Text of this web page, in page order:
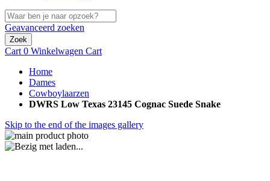
Geavanceerd zoeken
Zoek
Cart 0 Winkelwagen Cart
Home
Dames
Cowboylaarzen
DWRS Low Texas 23145 Cognac Suede Snake
Skip to the end of the images gallery